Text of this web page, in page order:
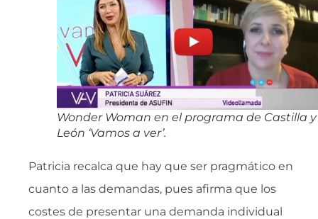
Wonder Woman en el programa de Castilla y
León ‘Vamos a ver’.
Patricia recalca que hay que ser pragmático en
cuanto a las demandas, pues afirma que los
costes de presentar una demanda individual